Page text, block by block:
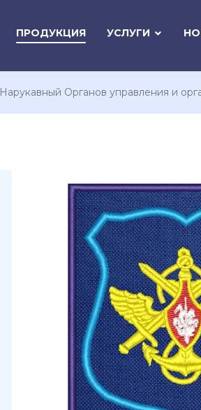
ПРОДУКЦИЯ УСЛУГИ
Нарукавный Органов управления и